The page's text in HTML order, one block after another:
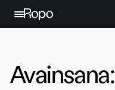
Jatka sisältöön
Avainsana: